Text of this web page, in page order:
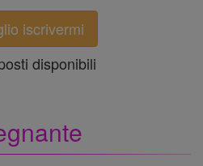
iscrivermi
disponibili